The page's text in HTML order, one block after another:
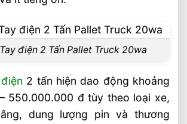
điện 2 Tấn Pallet Truck 20wa
2 tấn hiện dao động khoảng
550.000.000 đ tùy theo loại xe,
dung lượng pin và thương